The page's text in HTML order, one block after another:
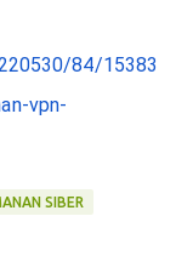
84/15383
vpn-
SIBER